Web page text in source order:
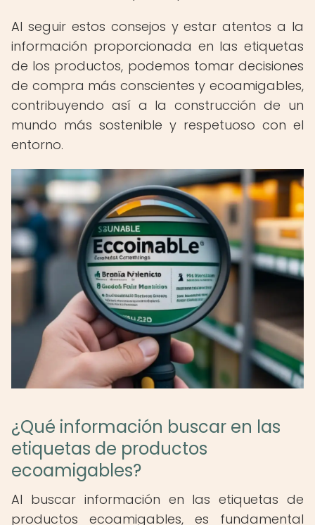
Al seguir estos consejos y estar atentos a la
información proporcionada en las etiquetas
de los productos, podemos tomar decisiones
de compra más conscientes y ecoamigables,
contribuyendo así a la construcción de un
mundo más sostenible y respetuoso con el
entorno.
¿Qué información buscar en las
etiquetas de productos
ecoamigables?
Al buscar información en las etiquetas de
productos ecoamigables, es fundamental